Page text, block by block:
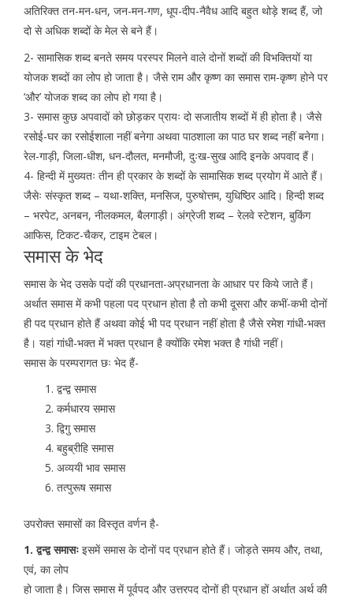
अतिरिक्त तन-मन-धन, जन-मन-गण, धूप-दीप-नैवैध आदि बहुत थोड़े शब्द हैं, जो
दो से अधिक शब्दों के मेल से बने हैं।
2- सामासिक शब्द बनते समय परस्पर मिलने वाले दोनों शब्दों की विभक्तियों या
योजक शब्दों का लोप हो जाता है। जैसे राम और कृष्ण का समास राम-कृष्ण होने पर
‘और’ योजक शब्द का लोप हो गया है।
3- समास कुछ अपवादों को छोड़कर प्रायः दो सजातीय शब्दों में ही होता है। जैसे
रसोई-घर का रसोईशाला नहीं बनेगा अथवा पाठशाला का पाठ घर शब्द नहीं बनेगा।
रेल-गाड़ी, जिला-धीश, धन-दौलत, मनमौजी, दुःख-सुख आदि इनके अपवाद हैं।
4- हिन्दी में मुख्यतः तीन ही प्रकार के शब्दों के सामासिक शब्द प्रयोग में आते हैं।
जैसेः संस्कृत शब्द – यथा-शक्ति, मनसिज, पुरुषोत्तम, युधिष्ठिर आदि। हिन्दी शब्द
– भरपेट, अनबन, नीलकमल, बैलगाड़ी। अंग्रेजी शब्द – रेलवे स्टेशन, बुकिंग
आफिस, टिकट-चैकर, टाइम टेबल।
समास के भेद
समास के भेद उसके पदों की प्रधानता-अप्रधानता के आधार पर किये जाते हैं।
अर्थात समास में कभी पहला पद प्रधान होता है तो कभी दूसरा और कभीं-कभी दोनों
ही पद प्रधान होते हैं अथवा कोई भी पद प्रधान नहीं होता है जैसे रमेश गांधी-भक्त
है। यहां गांधी-भक्त में भक्त प्रधान है क्योंकि रमेश भक्त है गांधी नहीं।
समास के परम्परागत छः भेद हैं-
द्वन्द्व समास
कर्मधारय समास
द्विगु समास
बहुब्रीहि समास
अव्ययी भाव समास
तत्पुरूष समास
उपरोक्त समासों का विस्तृत वर्णन है-
1. द्वन्द्व समासः इसमें समास के दोनों पद प्रधान होते हैं। जोड़ते समय और, तथा,
एवं, का लोप
हो जाता है। जिस समास में पूर्वपद और उत्तरपद दोनों ही प्रधान हों अर्थात अर्थ की